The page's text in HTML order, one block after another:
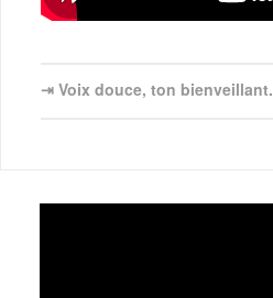
⇥ Voix douce, ton bienveillant.